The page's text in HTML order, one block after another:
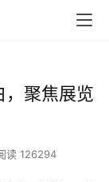
，聚焦展览
读 126294